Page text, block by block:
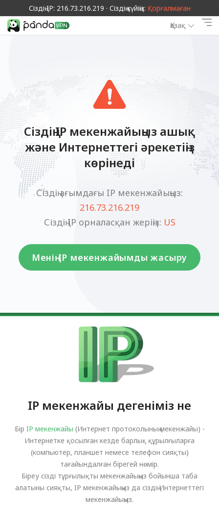
Сіздің IP: 216.73.216.219 · Сіздің күйіңіз: Қорғалмаған
Қазақ
Сіздің IP мекенжайыңыз ашық
және Интернеттегі әрекетіңіз
көрінеді
Сіздің ағымдағы IP мекенжайыңыз:
216.73.216.219
Сіздің IP орналасқан жеріңіз: US
Менің IP мекенжайымды жасыру
IP мекенжайы дегеніміз не
Бір IP мекенжайы (Интернет протоколының мекенжайы) -
Интернетке қосылған кезде барлық құрылғыларға
(компьютер, планшет немесе телефон сияқты)
тағайындалған бірегей нөмір.
Біреу сізді тұрғылықты мекенжайыңыз бойынша таба
алатыны сияқты, IP мекенжайыңыз да сіздің Интернеттегі
мекенжайыңыз.